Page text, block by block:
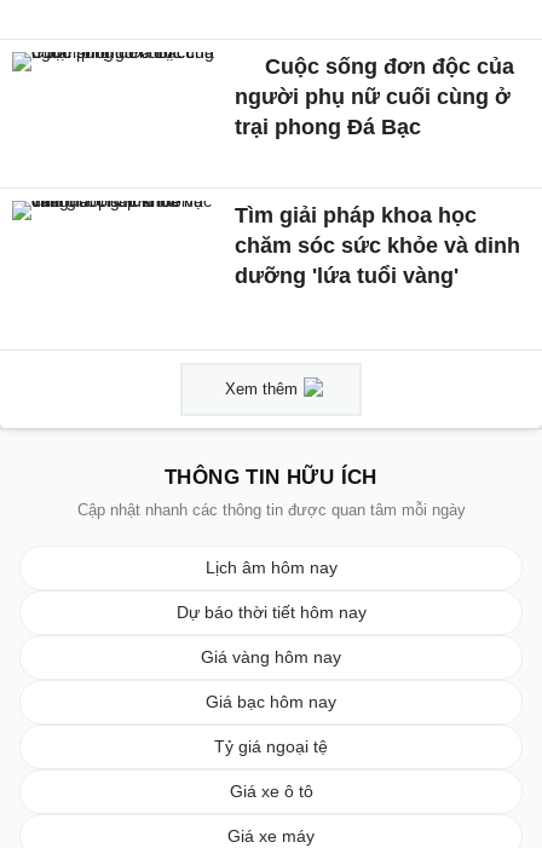
Cuộc sống đơn độc của
người phụ nữ cuối cùng ở
trại phong Đá Bạc
Tìm giải pháp khoa học
chăm sóc sức khỏe và dinh
dưỡng 'lứa tuổi vàng'
Xem thêm
THÔNG TIN HỮU ÍCH
Cập nhật nhanh các thông tin được quan tâm mỗi ngày
Lịch âm hôm nay
Dự báo thời tiết hôm nay
Giá vàng hôm nay
Giá bạc hôm nay
Tỷ giá ngoại tệ
Giá xe ô tô
Giá xe máy